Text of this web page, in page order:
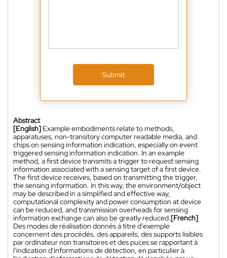
Submit
Abstract
[English] Example embodiments relate to methods,
apparatuses, non-transitory computer readable media, and
chips on sensing information indication, especially on event
triggered sensing information indication. In an example
method, a first device transmits a trigger to request sensing
information associated with a sensing target of a first device.
The first device receives, based on transmitting the trigger,
the sensing information. In this way, the environment/object
may be described in a simplified and effective way,
computational complexity and power consumption at device
can be reduced, and transmission overheads for sensing
information exchange can also be greatly reduced.[French]
Des modes de réalisation donnés à titre d'exemple
concernent des procédés, des appareils, des supports lisibles
par ordinateur non transitoires et des puces se rapportant à
l'indication d'informations de détection, en particulier à